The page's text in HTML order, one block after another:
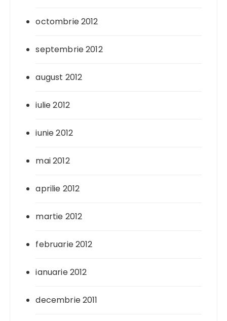
octombrie 2012
septembrie 2012
august 2012
iulie 2012
iunie 2012
mai 2012
aprilie 2012
martie 2012
februarie 2012
ianuarie 2012
decembrie 2011